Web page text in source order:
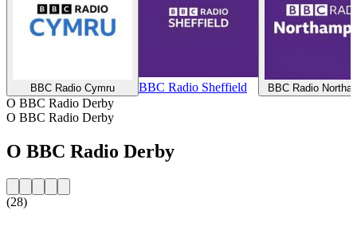
BBC Radio Cymru BBC Radio Sheffield BBC Radio
O BBC Radio Derby
O BBC Radio Derby
O BBC Radio Derby
(28)